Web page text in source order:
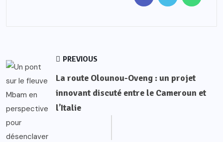
PREVIOUS
La route Olounou-Oveng : un projet
innovant discuté entre le Cameroun et
l’Italie